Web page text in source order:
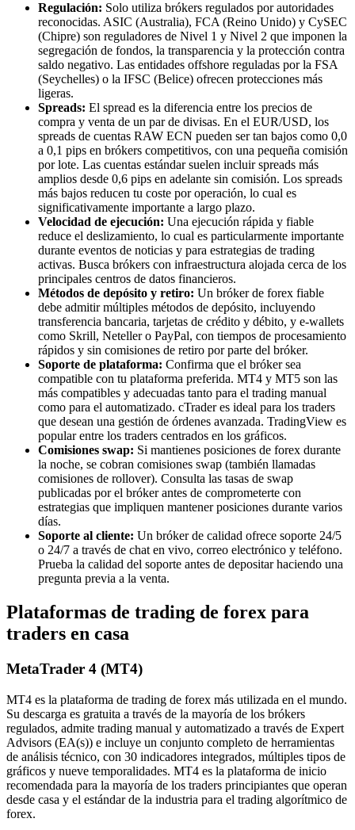
Regulación: Solo utiliza brókers regulados por autoridades
reconocidas. ASIC (Australia), FCA (Reino Unido) y CySEC
(Chipre) son reguladores de Nivel 1 y Nivel 2 que imponen la
segregación de fondos, la transparencia y la protección contra
saldo negativo. Las entidades offshore reguladas por la FSA
(Seychelles) o la IFSC (Belice) ofrecen protecciones más
ligeras.
Spreads: El spread es la diferencia entre los precios de
compra y venta de un par de divisas. En el EUR/USD, los
spreads de cuentas RAW ECN pueden ser tan bajos como 0,0
a 0,1 pips en brókers competitivos, con una pequeña comisión
por lote. Las cuentas estándar suelen incluir spreads más
amplios desde 0,6 pips en adelante sin comisión. Los spreads
más bajos reducen tu coste por operación, lo cual es
significativamente importante a largo plazo.
Velocidad de ejecución: Una ejecución rápida y fiable
reduce el deslizamiento, lo cual es particularmente importante
durante eventos de noticias y para estrategias de trading
activas. Busca brókers con infraestructura alojada cerca de los
principales centros de datos financieros.
Métodos de depósito y retiro: Un bróker de forex fiable
debe admitir múltiples métodos de depósito, incluyendo
transferencia bancaria, tarjetas de crédito y débito, y e-wallets
como Skrill, Neteller o PayPal, con tiempos de procesamiento
rápidos y sin comisiones de retiro por parte del bróker.
Soporte de plataforma: Confirma que el bróker sea
compatible con tu plataforma preferida. MT4 y MT5 son las
más compatibles y adecuadas tanto para el trading manual
como para el automatizado. cTrader es ideal para los traders
que desean una gestión de órdenes avanzada. TradingView es
popular entre los traders centrados en los gráficos.
Comisiones swap: Si mantienes posiciones de forex durante
la noche, se cobran comisiones swap (también llamadas
comisiones de rollover). Consulta las tasas de swap
publicadas por el bróker antes de comprometerte con
estrategias que impliquen mantener posiciones durante varios
días.
Soporte al cliente: Un bróker de calidad ofrece soporte 24/5
o 24/7 a través de chat en vivo, correo electrónico y teléfono.
Prueba la calidad del soporte antes de depositar haciendo una
pregunta previa a la venta.
Plataformas de trading de forex para
traders en casa
MetaTrader 4 (MT4)
MT4 es la plataforma de trading de forex más utilizada en el mundo.
Su descarga es gratuita a través de la mayoría de los brókers
regulados, admite trading manual y automatizado a través de Expert
Advisors (EA(s)) e incluye un conjunto completo de herramientas
de análisis técnico, con 30 indicadores integrados, múltiples tipos de
gráficos y nueve temporalidades. MT4 es la plataforma de inicio
recomendada para la mayoría de los traders principiantes que operan
desde casa y el estándar de la industria para el trading algorítmico de
forex.